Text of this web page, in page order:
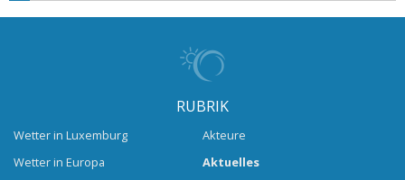
RUBRIK
Wetter in Luxemburg
Wetter in Europa
Akteure
Aktuelles